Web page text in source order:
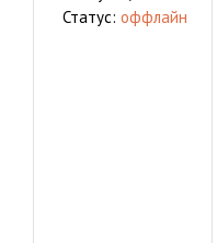
Статус: оффлайн